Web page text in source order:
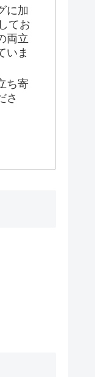
に加
てお
両立
いま
ち寄
さ